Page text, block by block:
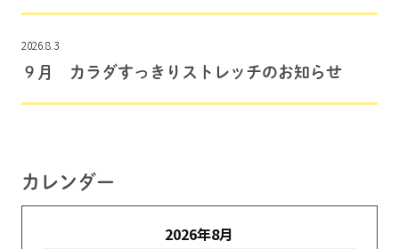
2026.8.3
９月 カラダすっきりストレッチのお知らせ
カレンダー
2026年8月